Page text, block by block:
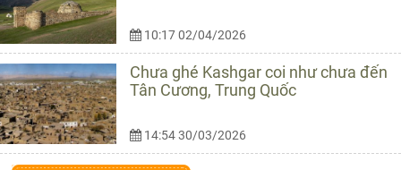
10:17 02/04/2026
Chưa ghé Kashgar coi như chưa đến
Tân Cương, Trung Quốc
14:54 30/03/2026